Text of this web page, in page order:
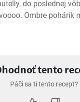
do poslednej
Ombre pohárik
tento
Páči sa ti tento recept?